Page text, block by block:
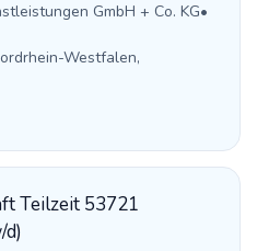
GmbH + Co. KG•
Westfalen,
Teilzeit 53721